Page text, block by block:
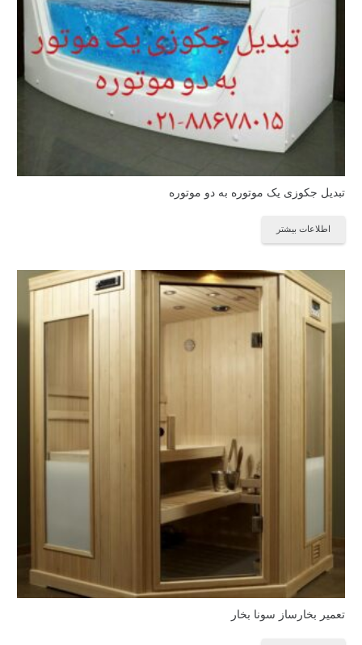
تبدیل جکوزی یک موتوره به دو موتوره
اطلاعات بیشتر
تعمیر بخارساز سونا بخار